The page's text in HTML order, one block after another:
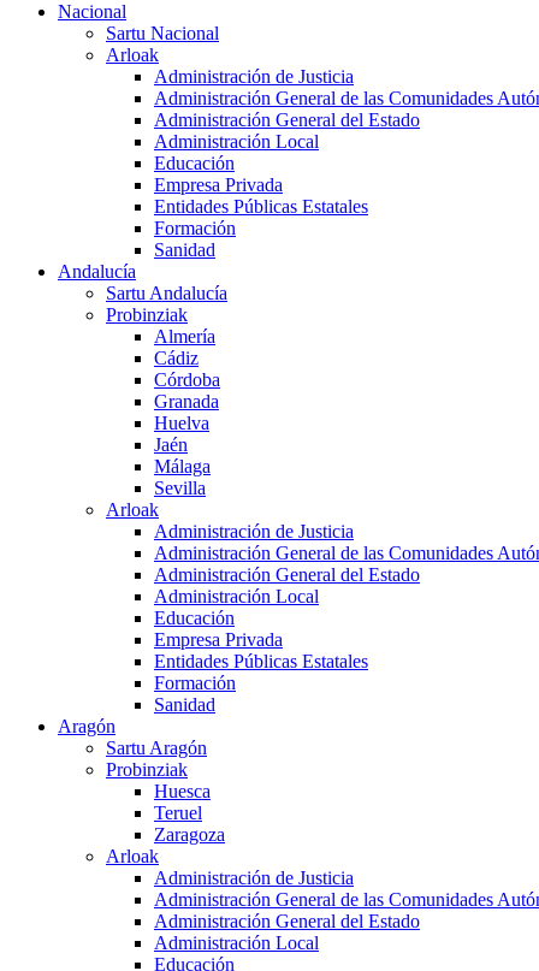
Nacional
Sartu Nacional
Arloak
Administración de Justicia
Administración General de las Comunidades
Administración General del Estado
Administración Local
Educación
Empresa Privada
Entidades Públicas Estatales
Formación
Sanidad
Andalucía
Sartu Andalucía
Probinziak
Almería
Cádiz
Córdoba
Granada
Huelva
Jaén
Málaga
Sevilla
Arloak
Administración de Justicia
Administración General de las Comunidades
Administración General del Estado
Administración Local
Educación
Empresa Privada
Entidades Públicas Estatales
Formación
Sanidad
Aragón
Sartu Aragón
Probinziak
Huesca
Teruel
Zaragoza
Arloak
Administración de Justicia
Administración General de las Comunidades
Administración General del Estado
Administración Local
Educación